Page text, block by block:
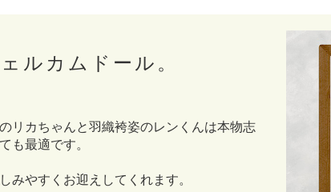
ルカムドール。
リカちゃんと羽織袴姿のレンくんは本物志
も最適です。
みやすくお迎えしてくれます。